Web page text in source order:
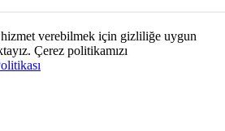
verebilmek için gizliliğe uygun
Çerez politikamızı